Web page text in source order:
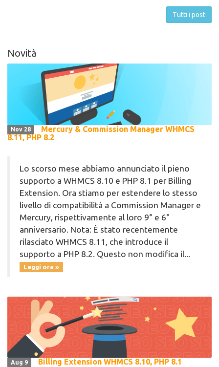
Tutti i post
Novità
Nov 28
Mercury & Commission Manager WHMCS
8.11, PHP 8.2
Lo scorso mese abbiamo annunciato il pieno
supporto a WHMCS 8.10 e PHP 8.1 per Billing
Extension. Ora stiamo per estendere lo stesso
livello di compatibilità a Commission Manager e
Mercury, rispettivamente al loro 9° e 6°
anniversario. Nota: È stato recentemente
rilasciato WHMCS 8.11, che introduce il
supporto a PHP 8.2. Questo non modifica il...
Leggi ora »
Aug 9 Billing Extension WHMCS 8.10, PHP 8.1